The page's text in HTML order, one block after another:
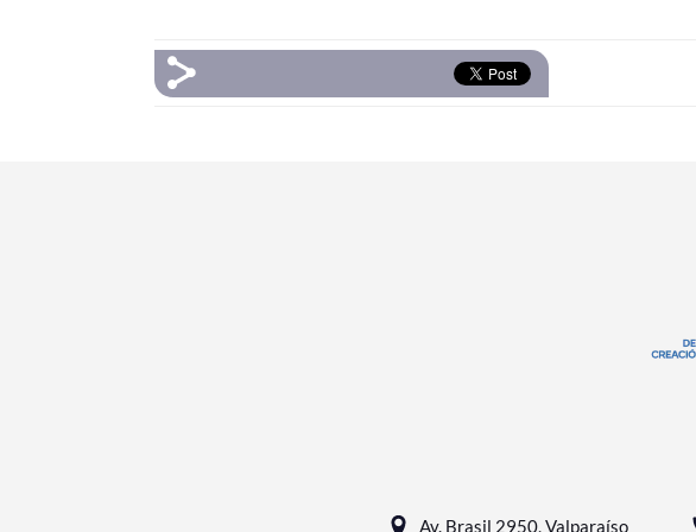
Av. Brasil 2950, Valparaíso